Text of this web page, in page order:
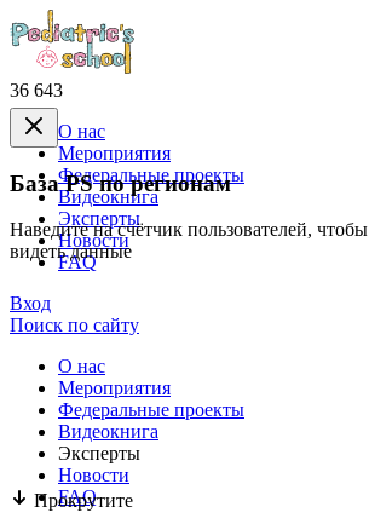
36 643
База PS по регионам
Наведите на счётчик пользователей, чтобы
видеть данные
Прокрутите
О нас
Mероприятия
Федеральные проекты
Видеокнига
Эксперты
Новости
FAQ
Вход
Поиск по сайту
О нас
Mероприятия
Федеральные проекты
Видеокнига
Эксперты
Новости
FAQ